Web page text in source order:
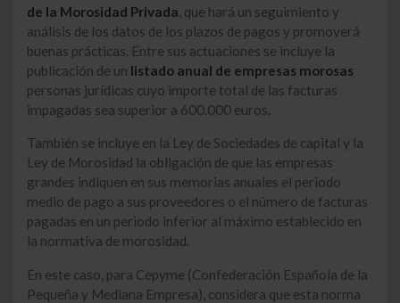
de la Morosidad Privada , que hará un seguimiento y
análisis de los datos de los plazos de pagos y promoverá
buenas prácticas. Entre sus actuaciones se incluye la
publicación de un listado anual de empresas morosas
personas jurídicas cuyo importe total de las facturas
impagadas sea superior a 600.000 euros.
También se incluye en la Ley de Sociedades de capital y la
Ley de Morosidad la obligación de que las empresas
grandes indiquen en sus memorias anuales el periodo
medio de pago a sus proveedores o el número de facturas
pagadas en un periodo inferior al máximo establecido en
la normativa de morosidad.
En este caso, para Cepyme (Confederación Española de la
Pequeña y Mediana Empresa), considera que esta norma